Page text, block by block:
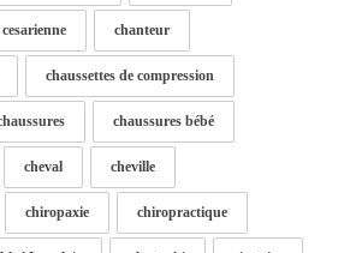
cesarienne chanteur
chaussettes de compression
chaussures bébé
cheval cheville
chiropaxie chiropractique